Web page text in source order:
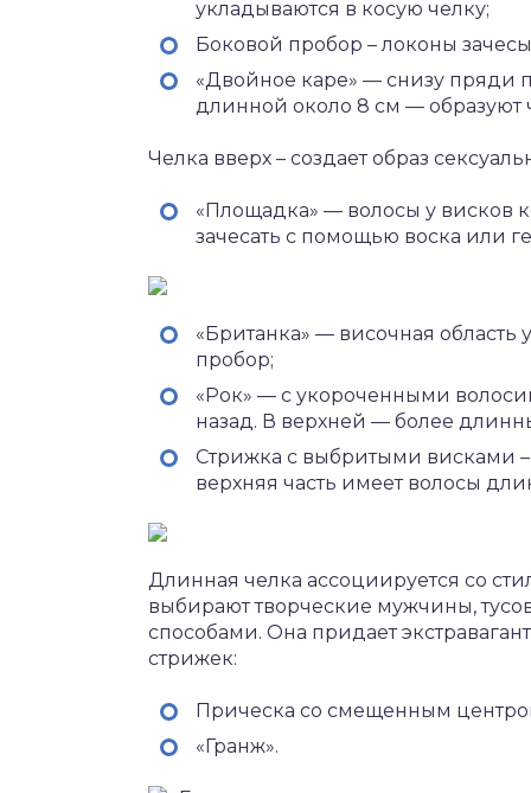
укладываются в косую челку;
Боковой пробор – локоны
«Двойное каре» — снизу пряди
длинной около 8 см — образуют
Челка вверх – создает образ
«Площадка» — волосы у висков
зачесать с помощью воска или
«Британка» — височная область
пробор;
«Рок» — с укороченными
назад. В верхней — более
Стрижка с выбритыми висками –
верхняя часть имеет волосы
Длинная челка ассоциируется со
выбирают творческие мужчины,
способами. Она придает
стрижек:
Прическа со смещенным
«Гранж».